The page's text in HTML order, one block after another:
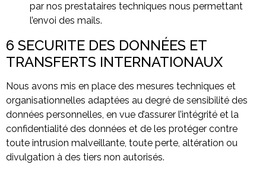
par nos prestataires techniques nous permettant
l’envoi des mails.
6 SECURITE DES DONNÉES ET
TRANSFERTS INTERNATIONAUX
Nous avons mis en place des mesures techniques et
organisationnelles adaptées au degré de sensibilité des
données personnelles, en vue d’assurer l’intégrité et la
confidentialité des données et de les protéger contre
toute intrusion malveillante, toute perte, altération ou
divulgation à des tiers non autorisés.